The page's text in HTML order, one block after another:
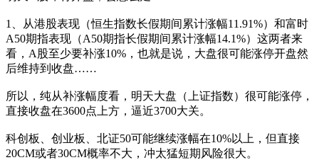
1、从港股表现（恒生指数长假期间累计涨幅11.91%）和富时
A50期指表现（A50期指长假期间累计涨幅14.1%）这两者来
看，A股至少要补涨10%，也就是说，大盘很可能涨停开盘然
后维持到收盘……
所以，纯从补涨幅度看，明天大盘（上证指数）很可能涨停，
直接收盘在3600点上方，逼近3700大关。
科创板、创业板、北证50可能继续涨幅在10%以上，但直接
20CM或者30CM概率不大，冲太猛短期风险很大。